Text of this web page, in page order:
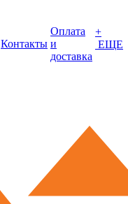
Контакты
Оплата
и
доставка
+
ЕЩЕ